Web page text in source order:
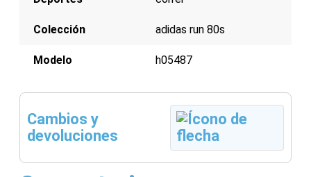
Colección adidas run 80s
Modelo h05487
Cambios y
devoluciones